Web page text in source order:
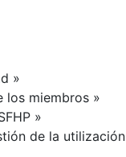
»
los miembros »
»
de la utilización